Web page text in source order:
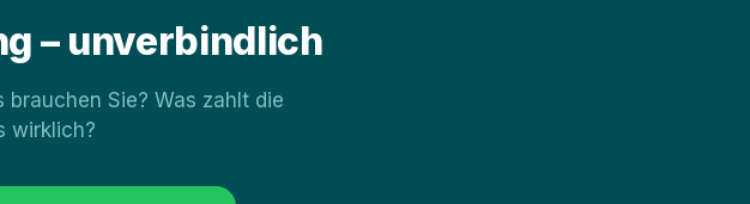
– unverbindlich
brauchen Sie? Was zahlt die
wirklich?